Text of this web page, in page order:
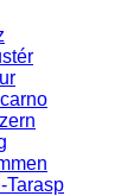
Tarasp